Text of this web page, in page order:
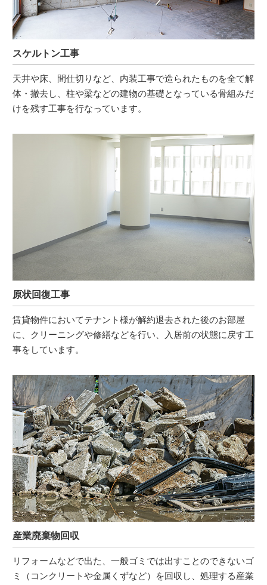
スケルトン工事
天井や床、間仕切りなど、内装工事で造られたものを全て解
体・撤去し、柱や梁などの建物の基礎となっている骨組みだ
けを残す工事を行なっています。
原状回復工事
賃貸物件においてテナント様が解約退去された後のお部屋
に、クリーニングや修繕などを行い、入居前の状態に戻す工
事をしています。
産業廃棄物回収
リフォームなどで出た、一般ゴミでは出すことのできないゴ
ミ（コンクリートや金属くずなど）を回収し、処理する産業